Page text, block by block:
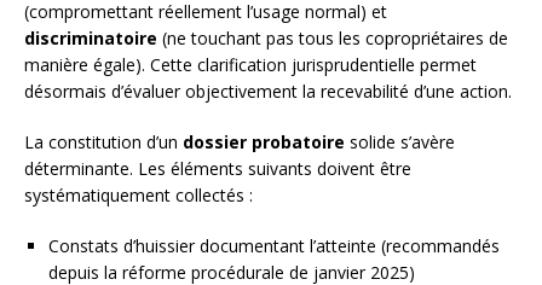
(compromettant réellement l’usage normal) et
discriminatoire (ne touchant pas tous les copropriétaires de
manière égale). Cette clarification jurisprudentielle permet
désormais d’évaluer objectivement la recevabilité d’une action.
La constitution d’un dossier probatoire solide s’avère
déterminante. Les éléments suivants doivent être
systématiquement collectés :
Constats d’huissier documentant l’atteinte (recommandés
depuis la réforme procédurale de janvier 2025)